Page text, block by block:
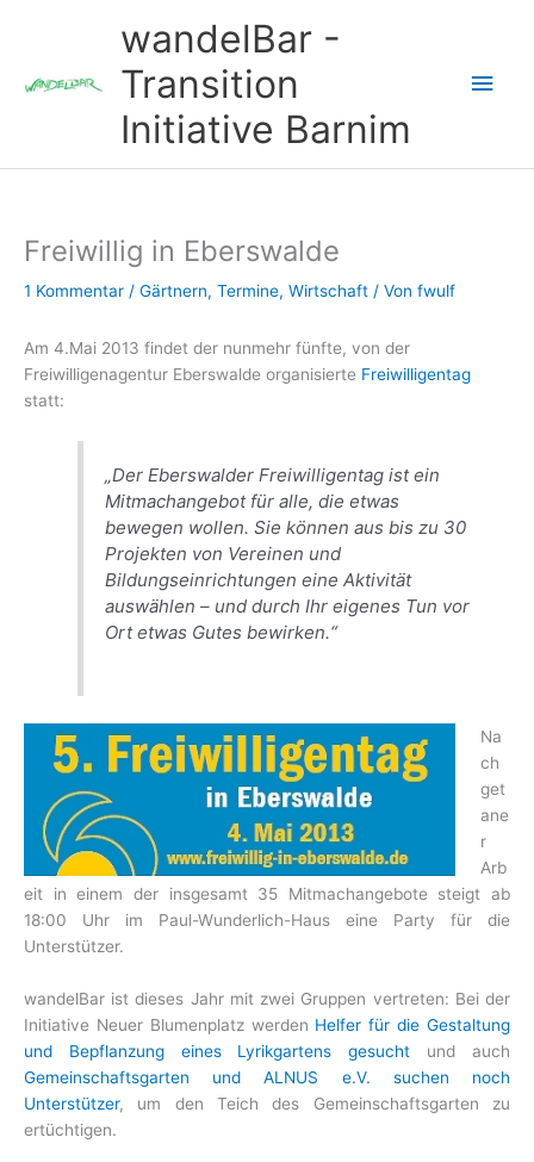
wandelBar -
Transition
Initiative Barnim
Freiwillig in Eberswalde
1 Kommentar / Gärtnern, Termine, Wirtschaft / Von fwulf
Am 4.Mai 2013 findet der nunmehr fünfte, von der
Freiwilligenagentur Eberswalde organisierte Freiwilligentag
statt:
„Der Eberswalder Freiwilligentag ist ein
Mitmachangebot für alle, die etwas
bewegen wollen. Sie können aus bis zu 30
Projekten von Vereinen und
Bildungseinrichtungen eine Aktivität
auswählen – und durch Ihr eigenes Tun vor
Ort etwas Gutes bewirken.“
Na
ch
get
ane
r
Arb
eit in einem der insgesamt 35 Mitmachangebote steigt ab
18:00 Uhr im Paul-Wunderlich-Haus eine Party für die
Unterstützer.
wandelBar ist dieses Jahr mit zwei Gruppen vertreten: Bei der
Initiative Neuer Blumenplatz werden Helfer für die Gestaltung
und Bepflanzung eines Lyrikgartens gesucht und auch
Gemeinschaftsgarten und ALNUS e.V. suchen noch
Unterstützer, um den Teich des Gemeinschaftsgarten zu
ertüchtigen.